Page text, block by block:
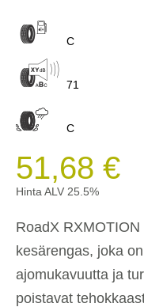
C
71
C
51,68 €
Hinta ALV 25.5%
RoadX
kesärengas, joka
ajomukavuutta ja
poistavat